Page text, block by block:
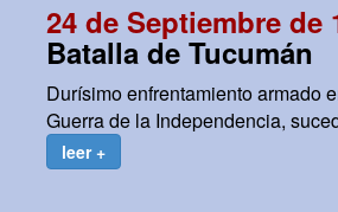
24 de Septiembre de
Batalla de Tucumán
Durísimo enfrentamiento armado
Guerra de la Independencia,
leer +